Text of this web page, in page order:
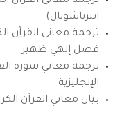
انترناشونال)
ترجمة معاني القرآن
فضل إلهي ظهير
ترجمة معاني سورة
الإنجليزية
بيان معاني القرآن